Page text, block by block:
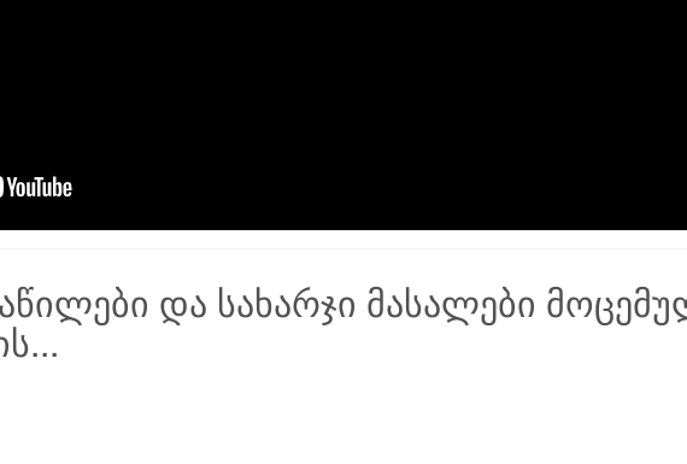
და სახარჯი მასალები